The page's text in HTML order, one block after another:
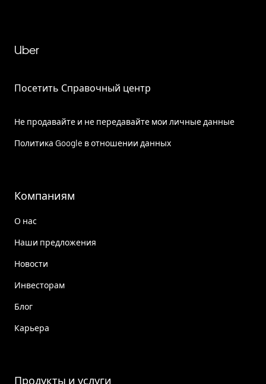
Uber
Посетить Справочный центр
Не продавайте и не передавайте мои личные данные
Политика Google в отношении данных
Компаниям
О нас
Наши предложения
Новости
Инвесторам
Блог
Карьера
Продукты и услуги